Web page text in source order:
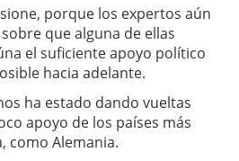
porque los expertos aún
que alguna de ellas
el suficiente apoyo político
hacia adelante.
ha estado dando vueltas
apoyo de los países más
como Alemania.